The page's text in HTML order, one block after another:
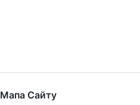
Мапа Сайту